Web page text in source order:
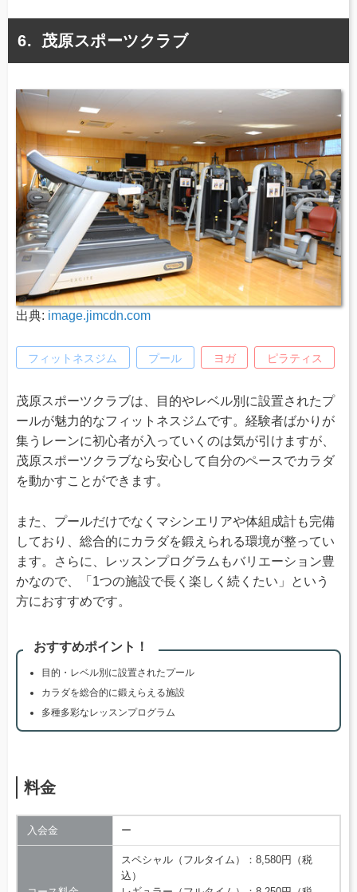
茂原スポーツクラブ
出典: image.jimcdn.com
フィットネスジム プール ヨガ ピラティス
茂原スポーツクラブは、目的やレベル別に設置されたプ
ールが魅力的なフィットネスジムです。経験者ばかりが
集うレーンに初心者が入っていくのは気が引けますが、
茂原スポーツクラブなら安心して自分のペースでカラダ
を動かすことができます。
また、プールだけでなくマシンエリアや体組成計も完備
しており、総合的にカラダを鍛えられる環境が整ってい
ます。さらに、レッスンプログラムもバリエーション豊
かなので、「1つの施設で長く楽しく続くたい」という
方におすすめです。
おすすめポイント！
目的・レベル別に設置されたプール
カラダを総合的に鍛えらえる施設
多種多彩なレッスンプログラム
料金
入会金 ー
スペシャル（フルタイム）：8,580円（税
込）